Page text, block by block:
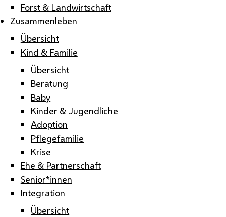
Forst & Landwirtschaft
Zusammenleben
Übersicht
Kind & Familie
Übersicht
Beratung
Baby
Kinder & Jugendliche
Adoption
Pflegefamilie
Krise
Ehe & Partnerschaft
Senior*innen
Integration
Übersicht